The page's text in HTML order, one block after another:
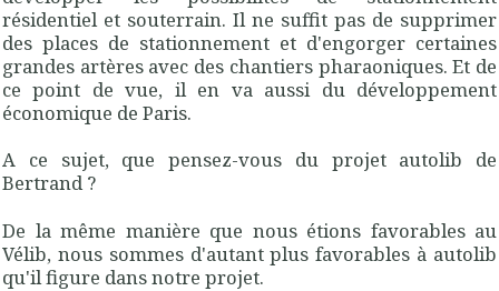
résidentiel et souterrain. Il ne suffit pas de supprimer
des places de stationnement et d'engorger certaines
grandes artères avec des chantiers pharaoniques. Et de
ce point de vue, il en va aussi du développement
économique de Paris.
A ce sujet, que pensez-vous du projet autolib de
Bertrand ?
De la même manière que nous étions favorables au
Vélib, nous sommes d'autant plus favorables à autolib
qu'il figure dans notre projet.